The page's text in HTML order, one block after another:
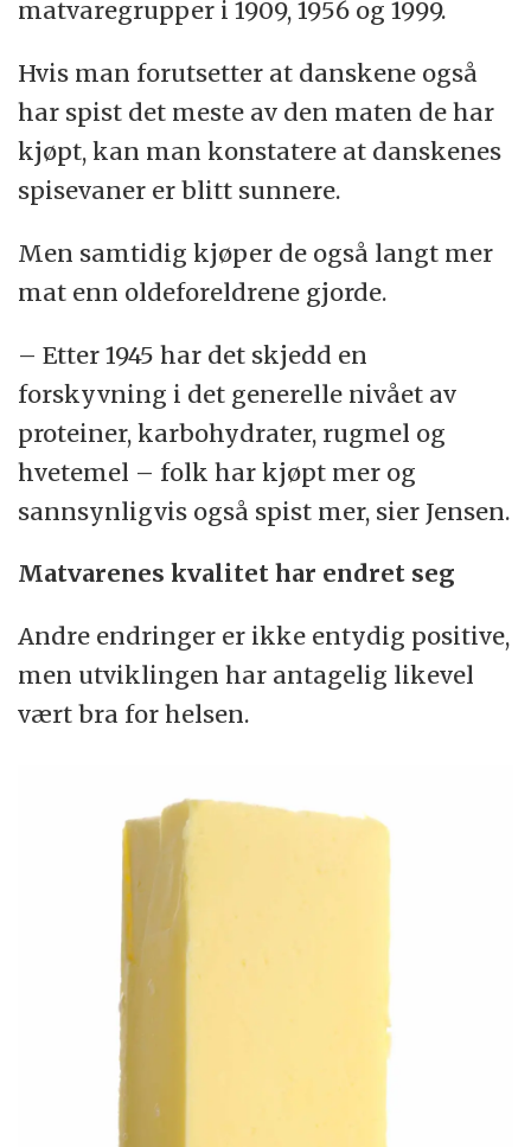
matvaregrupper i 1909, 1956 og 1999.
Hvis man forutsetter at danskene også
har spist det meste av den maten de har
kjøpt, kan man konstatere at danskenes
spisevaner er blitt sunnere.
Men samtidig kjøper de også langt mer
mat enn oldeforeldrene gjorde.
– Etter 1945 har det skjedd en
forskyvning i det generelle nivået av
proteiner, karbohydrater, rugmel og
hvetemel – folk har kjøpt mer og
sannsynligvis også spist mer, sier Jensen.
Matvarenes kvalitet har endret seg
Andre endringer er ikke entydig positive,
men utviklingen har antagelig likevel
vært bra for helsen.